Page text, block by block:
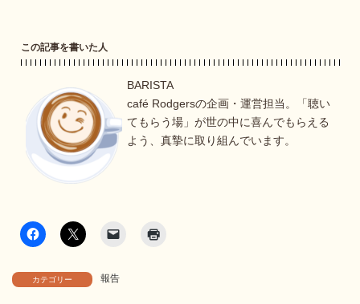
この記事を書いた人
BARISTA
café Rodgersの企画・運営担当。「聴い
てもらう場」が世の中に喜んでもらえる
よう、真摯に取り組んでいます。
カテゴリー 報告